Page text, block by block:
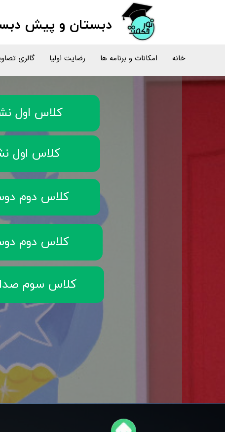
دبستان و پیش
خانه امکانات و برنامه ها رضایت اولیا گالری
کلاس اول
کلاس دوم
کلاس دوم
کلاس سوم
کلاس اول